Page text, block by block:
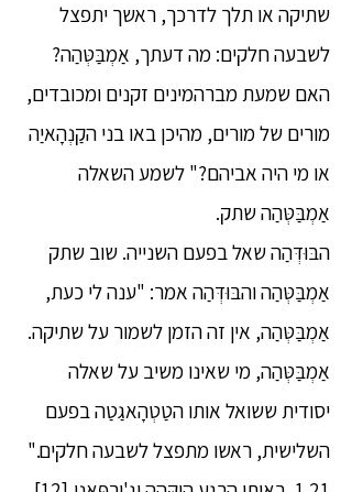
שתיקה או תלך לדרכך, ראשך יתפצל
לשבעה חלקים: מה דעתך, אַמְבַּטְּהַה?
האם שמעת מברהמינים זקנים ומכובדים,
מורים של מורים, מהיכן באו בני הקַנְהָאיַה
או מי היה אביהם?" לשמע השאלה
אַמְבַּטְּהַה שתק.
הבּוּדְּהַה שאל בפעם השנייה. שוב שתק
אַמְבַּטְּהַה והבּוּדְּהַה אמר: "ענה לי כעת,
אַמְבַּטְּהַה, אין זה הזמן לשמור על שתיקה.
אַמְבַּטְּהַה, מי שאינו משיב על שאלה
יסודית ששואל אותו הטַטְהָאגַטַה בפעם
השלישית, ראשו מתפצל לשבעה חלקים."